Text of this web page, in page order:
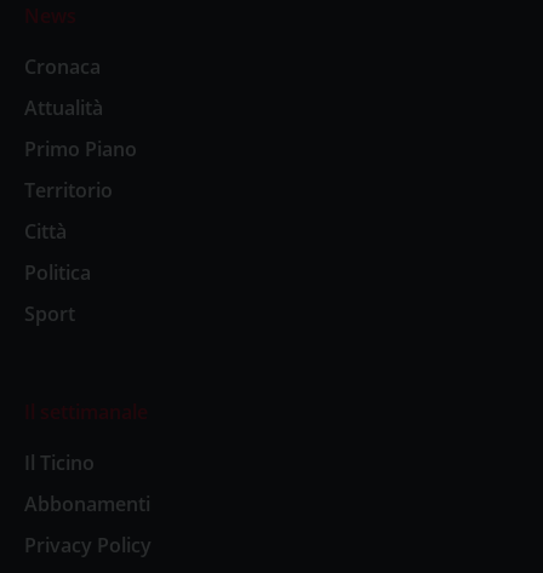
News
Cronaca
Attualità
Primo Piano
Territorio
Città
Politica
Sport
Il settimanale
Il Ticino
Abbonamenti
Privacy Policy